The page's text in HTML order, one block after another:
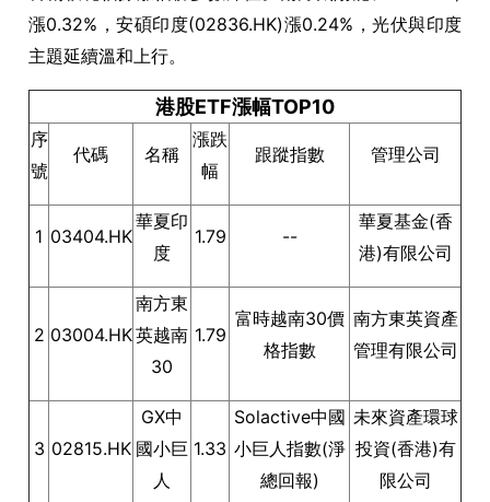
漲0.32%，安碩印度(02836.HK)漲0.24%，光伏與印度
主題延續溫和上行。
港股ETF漲幅TOP10
序
號
代碼 名稱
漲跌
幅
跟蹤指數 管理公司
1 03404.HK
華夏印
度
1.79 --
華夏基金(香
港)有限公司
2 03004.HK
南方東
英越南
30
1.79
富時越南30價
格指數
南方東英資產
管理有限公司
3 02815.HK
GX中
國小巨
人
1.33
Solactive中國
小巨人指數(淨
總回報)
未來資產環球
投資(香港)有
限公司